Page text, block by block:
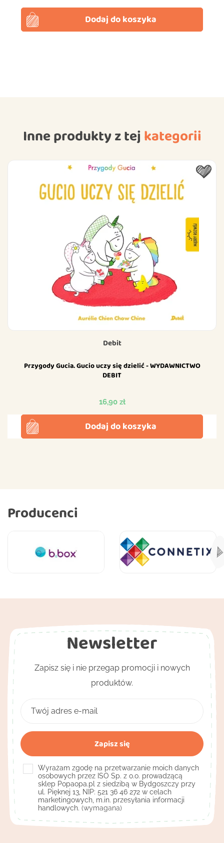
Dodaj do koszyka
Inne produkty z tej kategorii
Debit
Przygody Gucia. Gucio uczy się dzielić - WYDAWNICTWO
DEBIT
Cena
16,90 zł
Dodaj do koszyka
Producenci
Newsletter
Zapisz się i nie przegap promocji i nowych
produktów.
Wyrażam zgodę na przetwarzanie moich danych
osobowych przez ISO Sp. z o.o. prowadzącą
sklep Popaopa.pl z siedzibą w Bydgoszczy przy
ul. Pięknej 13, NIP: 521 36 46 272 w celach
marketingowych, m.in. przesyłania informacji
handlowych. (wymagana)